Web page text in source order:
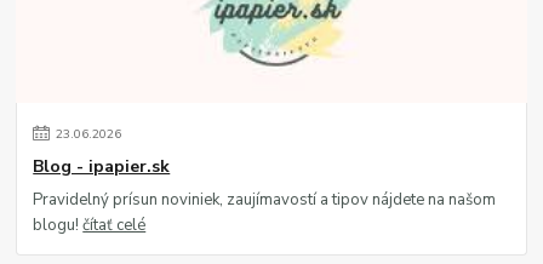
23.06.2026
Blog - ipapier.sk
Pravidelný prísun noviniek, zaujímavostí a tipov nájdete na našom
blogu!čítať celé